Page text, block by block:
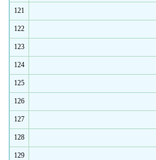
121
122
123
124
125
126
127
128
129